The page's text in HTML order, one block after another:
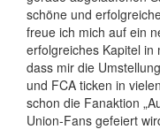
schöne und
freue ich mich auf ein
erfolgreiches Kapitel in
dass mir die
und FCA ticken in
schon die Fanaktion
Union-Fans gefeiert